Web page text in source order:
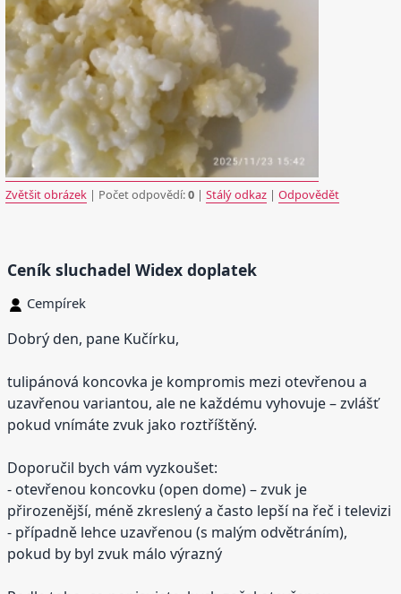
Zvětšit obrázek | Počet odpovědí:0 |Stálý odkaz |Odpovědět
Ceník sluchadel Widex doplatek
Cempírek
Dobrý den, pane Kučírku,
tulipánová koncovka je kompromis mezi otevřenou a
uzavřenou variantou, ale ne každému vyhovuje – zvlášť
pokud vnímáte zvuk jako roztříštěný.
Doporučil bych vám vyzkoušet:
- otevřenou koncovku (open dome) – zvuk je
přirozenější, méně zkreslený a často lepší na řeč i televizi
- případně lehce uzavřenou (s malým odvětráním),
pokud by byl zvuk málo výrazný